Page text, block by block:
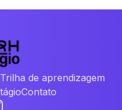
Trilha de aprendizagem
Contato